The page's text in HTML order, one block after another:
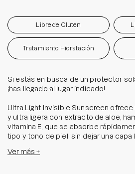
Libre de Gluten
Tratamiento Hidratación
Si estás en busca de un protector
¡has llegado al lugar indicado!
Ultra Light Invisible Sunscreen
y ultra ligera con extracto de aloe,
vitamina E, que se absorbe
tipo y tono de piel, sin dejar una capa
Con cada aplicación, brinda
Ver más +